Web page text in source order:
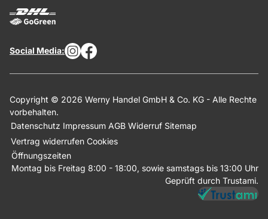
Social Media:
Copyright © 2026 Werny Handel GmbH & Co. KG - Alle Rechte
vorbehalten.
Datenschutz Impressum AGB Widerruf Sitemap
Vertrag widerrufen Cookies
Öffnungszeiten
Montag bis Freitag 8:00 - 18:00, sowie samstags bis 13:00 Uhr
Geprüft durch Trustami.